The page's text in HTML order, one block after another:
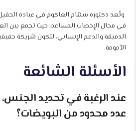
وتُعد دكتورة سهام العاكوم في عيادة الحقيل
في مجال الإخصاب المساعد، حيث تجمع بين
الدقيقة والدعم الإنساني، لتكون شريكة
الأمومة.
الأسئلة الشائعة
عند الرغبة في تحديد
عدد محدود من البويضات؟